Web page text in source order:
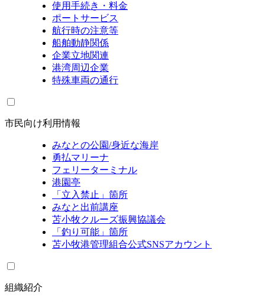
使用手続き・料金
ポートサービス
航行時の注意等
船舶動静関係
企業立地関連
港湾周辺企業
特殊車両の通行
市民向け利用情報
みなとの公園/身近な海岸
勇払マリーナ
フェリーターミナル
港園亭
「立入禁止」箇所
みなと出前講座
苫小牧クルーズ振興協議会
「釣り可能」箇所
苫小牧港管理組合公式SNSアカウント
組織紹介